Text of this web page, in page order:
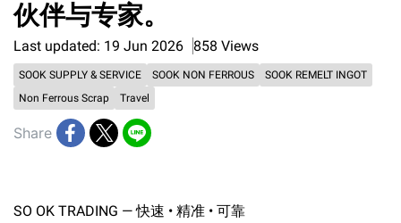
伙伴与专家。
Last updated: 19 Jun 2026 858 Views
SOOK SUPPLY & SERVICE SOOK NON FERROUS
SOOK REMELT INGOT
Non Ferrous Scrap
Travel
Share
SO OK TRADING — 快速 • 精准 • 可靠